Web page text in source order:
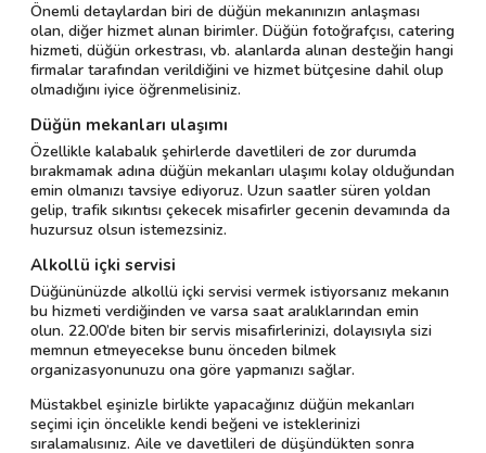
Önemli detaylardan biri de düğün mekanınızın anlaşması
olan, diğer hizmet alınan birimler. Düğün fotoğrafçısı, catering
hizmeti, düğün orkestrası, vb. alanlarda alınan desteğin hangi
firmalar tarafından verildiğini ve hizmet bütçesine dahil olup
olmadığını iyice öğrenmelisiniz.
Düğün mekanları ulaşımı
Özellikle kalabalık şehirlerde davetlileri de zor durumda
bırakmamak adına düğün mekanları ulaşımı kolay olduğundan
emin olmanızı tavsiye ediyoruz. Uzun saatler süren yoldan
gelip, trafik sıkıntısı çekecek misafirler gecenin devamında da
huzursuz olsun istemezsiniz.
Alkollü içki servisi
Düğününüzde alkollü içki servisi vermek istiyorsanız mekanın
bu hizmeti verdiğinden ve varsa saat aralıklarından emin
olun. 22.00’de biten bir servis misafirlerinizi, dolayısıyla sizi
memnun etmeyecekse bunu önceden bilmek
organizasyonunuzu ona göre yapmanızı sağlar.
Müstakbel eşinizle birlikte yapacağınız düğün mekanları
seçimi için öncelikle kendi beğeni ve isteklerinizi
sıralamalısınız. Aile ve davetlileri de düşündükten sonra